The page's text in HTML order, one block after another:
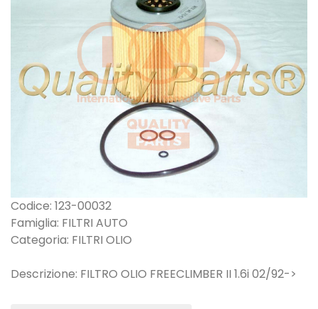
Codice: 123-00032
Famiglia: FILTRI AUTO
Categoria: FILTRI OLIO
Descrizione: FILTRO OLIO FREECLIMBER II 1.6i 02/92->